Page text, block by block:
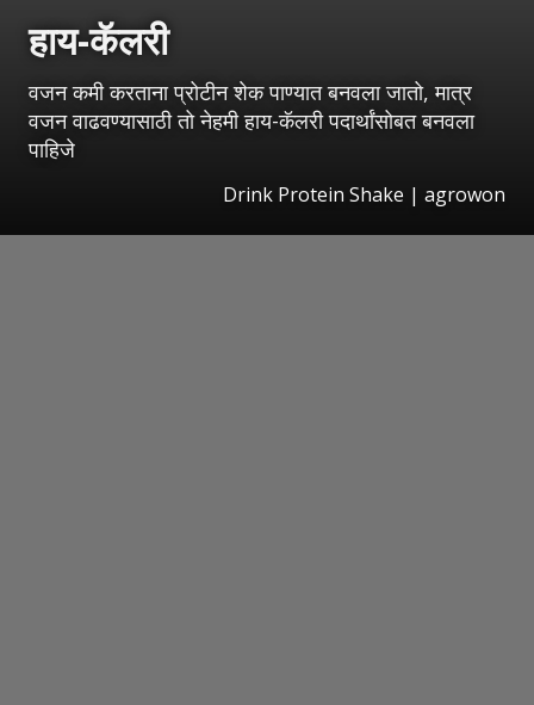
हाय-कॅलरी
वजन कमी करताना प्रोटीन शेक पाण्यात बनवला जातो, मात्र
वजन वाढवण्यासाठी तो नेहमी हाय-कॅलरी पदार्थांसोबत बनवला
पाहिजे
Drink Protein Shake | agrowon